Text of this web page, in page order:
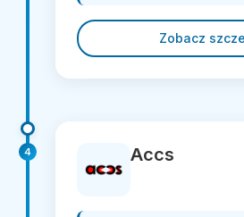
Zobacz
4 Accs